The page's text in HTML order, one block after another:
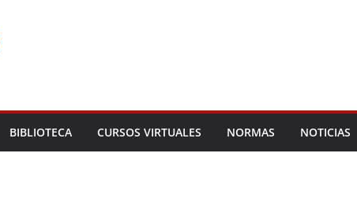
BIBLIOTECA CURSOS VIRTUALES NORMAS NOTICIAS